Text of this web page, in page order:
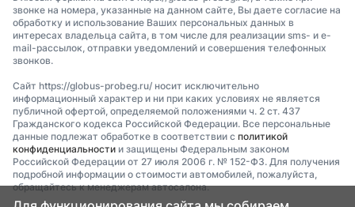
звонке на номера, указанные на данном сайте, Вы даете согласие на
обработку и использование Ваших персональных данных в
интересах владельца сайта, в том числе для реализации sms- и e-
mail-рассылок, отправки уведомлений и совершения телефонных
звонков.
Сайт https://globus-probeg.ru/ носит исключительно
информационный характер и ни при каких условиях не является
публичной офертой, определяемой положениями ч. 2 ст. 437
Гражданского кодекса Российской Федерации. Все персональные
данные подлежат обработке в соответствии с политикой
конфиденциальности и защищены Федеральным законом
Российской Федерации от 27 июля 2006 г. № 152-ФЗ. Для получения
подробной информации о стоимости автомобилей, пожалуйста,
обращайтесь к менеджерам автосалона.